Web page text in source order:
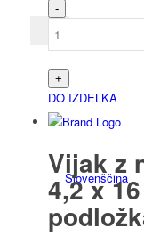
Slovenščina
DO IZDELKA
Vijak z
4,2 x